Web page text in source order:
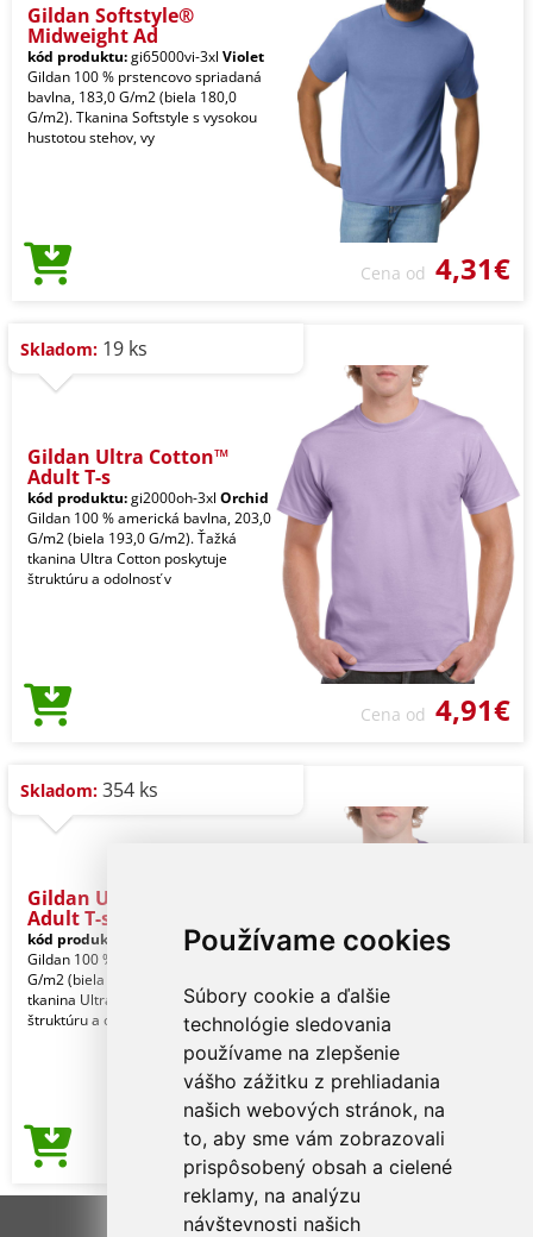
Používame cookies
Súbory cookie a ďalšie
technológie sledovania
používame na zlepšenie
vášho zážitku z prehliadania
našich webových stránok, na
to, aby sme vám zobrazovali
prispôsobený obsah a cielené
reklamy, na analýzu
návštevnosti našich
Gildan Softstyle®
Midweight Ad
kód produktu:gi65000vi-3xl Violet
Gildan 100 % prstencovo spriadaná
bavlna, 183,0 G/m2 (biela 180,0
G/m2). Tkanina Softstyle s vysokou
hustotou stehov, vy
Cena od 4,31€
Skladom: 19 ks
Gildan Ultra Cotton™
Adult T-s
kód produktu:gi2000oh-3xl Orchid
Gildan 100 % americká bavlna, 203,0
G/m2 (biela 193,0 G/m2). Ťažká
tkanina Ultra Cotton poskytuje
štruktúru a odolnosť v
Cena od 4,91€
Skladom: 354 ks
Gildan Ultra Cotton™
Adult T-s
kód produktu: gi2000pu-3xlPurple
Gildan 100 % americká bavlna, 203,0
G/m2 (biela 193,0 G/m2). Ťažká
tkanina Ultra Cotton poskytuje
štruktúru a odolnosť v
Cena od 4,91€